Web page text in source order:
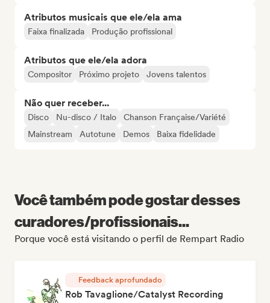
Atributos musicais que ele/ela ama
Faixa finalizada Produção profissional
Atributos que ele/ela adora
Compositor Próximo projeto Jovens talentos
Não quer receber...
Disco Nu-disco / Italo
Chanson Française/Variété
Mainstream
Autotune Demos Baixa fidelidade
Você também pode gostar desses
curadores/profissionais...
Porque você está visitando o perfil de Rempart Radio
Feedback aprofundado
Rob Tavaglione/Catalyst Recording